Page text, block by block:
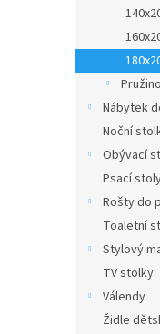
Nábytek
Noční
Obývací
Psací
Rošty do
Toaletní
Stylový
TV stolky
Válendy
Židle